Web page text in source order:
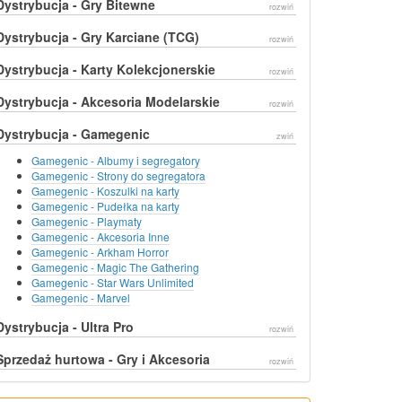
- Gry Bitewne rozwiń
- Gry Karciane (TCG) rozwiń
- Karty Kolekcjonerskie rozwiń
- Akcesoria Modelarskie rozwiń
- Gamegenic zwiń
Gamegenic - Albumy i segregatory
Gamegenic - Strony do segregatora
Gamegenic - Koszulki na karty
Gamegenic - Pudełka na karty
Gamegenic - Playmaty
Gamegenic - Akcesoria Inne
Gamegenic - Arkham Horror
Gamegenic - Magic The Gathering
Gamegenic - Star Wars Unlimited
Gamegenic - Marvel
- Ultra Pro rozwiń
hurtowa - Gry i Akcesoria rozwiń